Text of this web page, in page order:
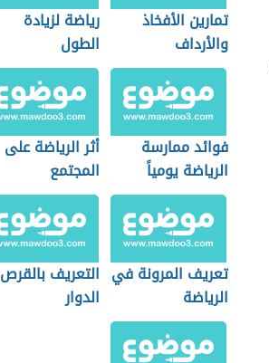
تمارين الأفخاذ
والأرداف
رياضة لزيادة
الطول
فوائد ممارسة
الرياضة يومياً
أثر الرياضة على
المجتمع
تعريف المرونة في
الرياضة
التعريف بالقرص
الدوار